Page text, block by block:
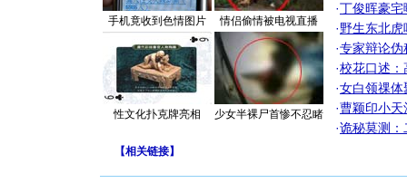
手机竟收到色情图片 情侣偷情被电视直播
性文化扑克牌亮相 少女半裸尸首惨不忍睹
·丁俊晖豪
·野生东北
·专家辩论伪
·校花口述：
·女白领祼体
·曹颖印小天
·诡秘莫测：
【相关链接】